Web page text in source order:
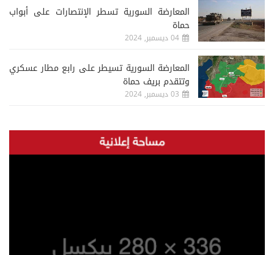
المعارضة السورية تسطر الإنتصارات على أبواب
حماة
04 ديسمبر, 2024
المعارضة السورية تسيطر على رابع مطار عسكري
وتتقدم بريف حماة
03 ديسمبر, 2024